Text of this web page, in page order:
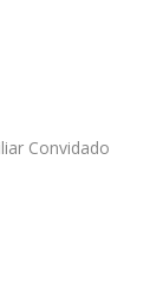
Convidado